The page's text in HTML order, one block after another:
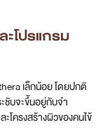
ะโปรแกรม
เล็กน้อย โดยปกติ
ชับจะขึ้นอยู่กับจำ
โครงสร้างผิวของคนไข้